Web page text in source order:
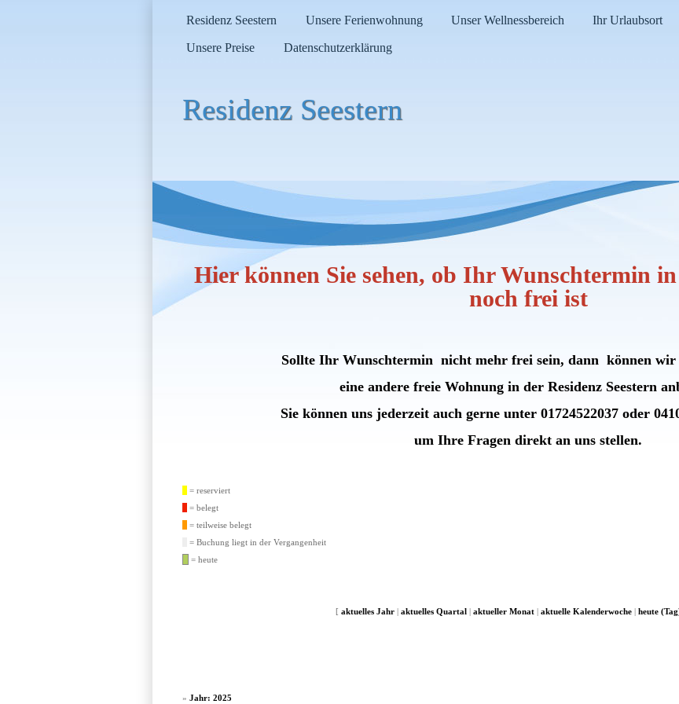
Residenz Seestern Unsere Ferienwohnung Unser Wellnessbereich Ihr Urlaubsort
Unsere Preise Datenschutzerklärung
Residenz Seestern
Hier können Sie sehen, ob Ihr Wunschtermin
noch frei ist
Sollte Ihr Wunschtermin nicht mehr frei sein, dann können
eine andere freie Wohnung in der Residenz Seestern
Sie können uns jederzeit auch gerne unter 01724522037 oder
um Ihre Fragen direkt an uns stellen.
= reserviert
= belegt
= teilweise belegt
= Buchung liegt in der Vergangenheit
= heute
[ aktuelles Jahr | aktuelles Quartal | aktueller Monat | aktuelle Kalenderwoche | heute
»Jahr: 2025